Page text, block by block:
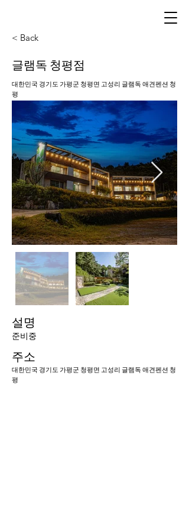
< Back
글램독 청평점
대한민국 경기도 가평군 청평면 고성리 글램독 애견펜션 청
평
설명
준비중
​주소
대한민국 경기도 가평군 청평면 고성리 글램독 애견펜션 청
평